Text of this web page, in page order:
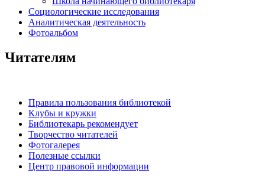
Социологические исследования
Аналитическая деятельность
Фотоальбом
Читателям
Правила пользования библиотекой
Клубы и кружки
Библиотекарь рекомендует
Творчество читателей
Фотогалерея
Полезные ссылки
Центр правовой информации